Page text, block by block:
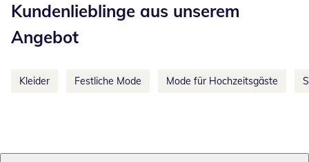
Kundenlieblinge aus unserem
Angebot
Kleider Festliche Mode Mode für Hochzeitsgäste